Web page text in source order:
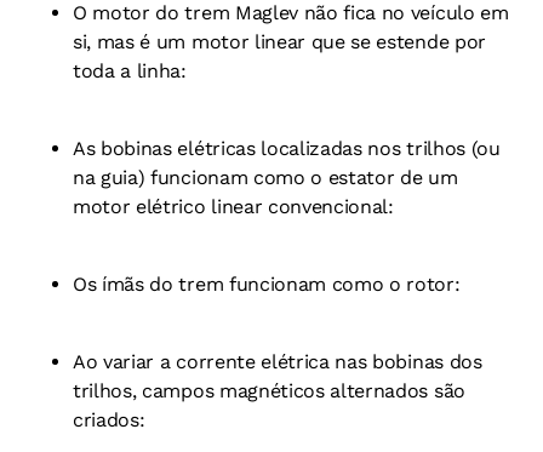
O motor do trem Maglev não fica no veículo em
si, mas é um motor linear que se estende por
toda a linha:
As bobinas elétricas localizadas nos trilhos (ou
na guia) funcionam como o estator de um
motor elétrico linear convencional:
Os ímãs do trem funcionam como o rotor:
Ao variar a corrente elétrica nas bobinas dos
trilhos, campos magnéticos alternados são
criados: